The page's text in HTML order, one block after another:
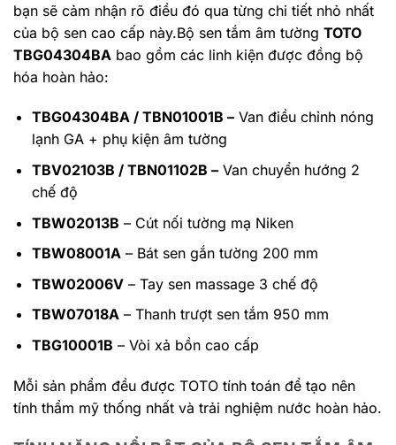
bạn sẽ cảm nhận rõ điều đó qua từng chi tiết nhỏ nhất
của bộ sen cao cấp này.Bộ sen tắm âm tường TOTO
TBG04304BA bao gồm các linh kiện được đồng bộ
hóa hoàn hảo:
TBG04304BA / TBN01001B –Van điều chỉnh nóng
lạnh GA + phụ kiện âm tường
TBV02103B / TBN01102B –Van chuyển hướng 2
chế độ
TBW02013B – Cút nối tường mạ Niken
TBW08001A– Bát sen gắn tường 200 mm
TBW02006V– Tay sen massage 3 chế độ
TBW07018A– Thanh trượt sen tắm 950 mm
TBG10001B – Vòi xả bồn cao cấp
Mỗi sản phẩm đều được TOTO tính toán để tạo nên
tính thẩm mỹ thống nhất và trải nghiệm nước hoàn hảo.